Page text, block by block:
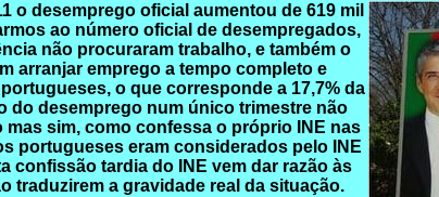
o desemprego oficial aumentou de 619 mil
ao número oficial de desempregados,
não procuraram trabalho, e também o
arranjar emprego a tempo completo e
o que corresponde a 17,7% da
do desemprego num único trimestre não
sim, como confessa o próprio INE nas
portugueses eram considerados pelo INE
confissão tardia do INE vem dar razão às
traduzirem a gravidade real da situação.